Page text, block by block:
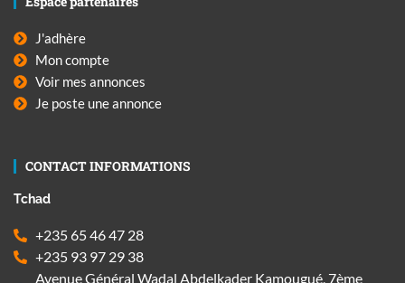
J'adhère
Mon compte
Voir mes annonces
Je poste une annonce
CONTACT INFORMATIONS
Tchad
+235 65 46 47 28
+235 93 97 29 38
Avenue Général Wadal Abdelkader Kamougué, 7ème